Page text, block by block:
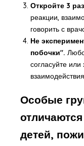
Откройте 3
реакции,
говорить с
Не
побочки".
согласуйте
Особые
детей,